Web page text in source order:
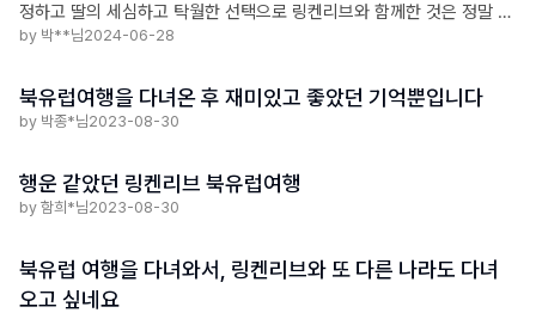
정하고 딸의 세심하고 탁월한 선택으로 링켄리브와 함께한 것은 정말 큰
행운이었던 것 같습니다.
by 박**님2024-06-28
북유럽여행을 다녀온 후 재미있고 좋았던 기억뿐입니다
by 박종*님2023-08-30
행운 같았던 링켄리브 북유럽여행
by 함희*님2023-08-30
북유럽 여행을 다녀와서, 링켄리브와 또 다른 나라도 다녀
오고 싶네요